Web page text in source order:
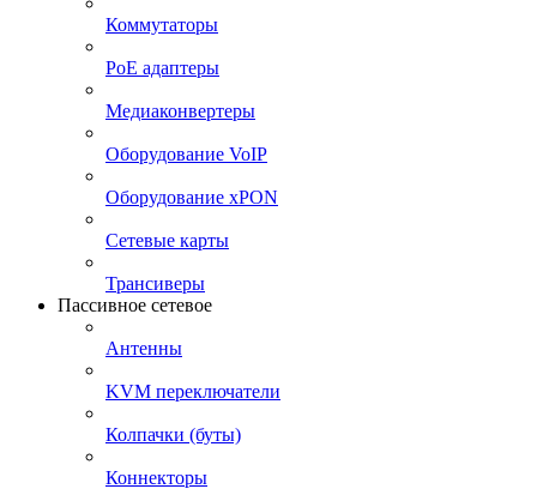
Коммутаторы
PoE адаптеры
Медиаконвертеры
Оборудование VoIP
Оборудование xPON
Сетевые карты
Трансиверы
Пассивное сетевое
Антенны
KVM переключатели
Колпачки (буты)
Коннекторы